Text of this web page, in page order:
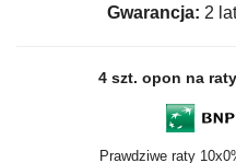
Gwarancja: 2
4 szt. opon na
Prawdziwe raty